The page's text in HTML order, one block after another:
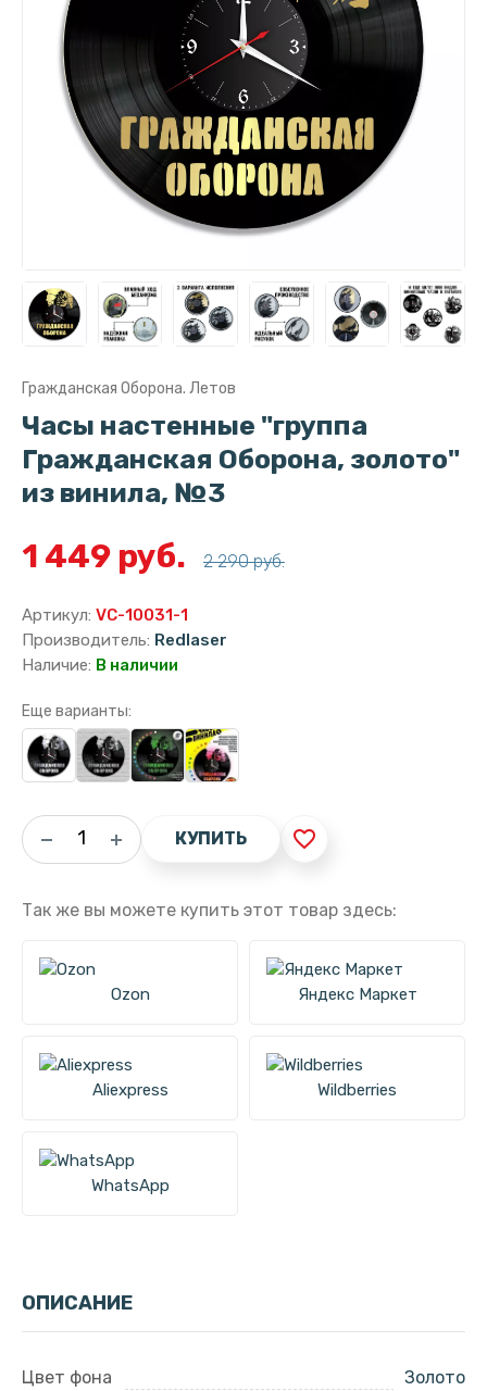
Гражданская Оборона. Летов
Часы настенные "группа
Гражданская Оборона, золото"
из винила, №3
1 449 руб. 2 290 руб.
Артикул: VC-10031-1
Производитель: Redlaser
Наличие: В наличии
Еще варианты:
КУПИТЬ favorite_border
Так же вы можете купить этот товар здесь:
Ozon Яндекс Маркет
Aliexpress Wildberries
WhatsApp
ОПИСАНИЕ
Цвет фона
Золото